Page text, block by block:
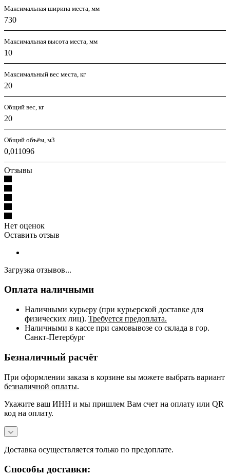
Максимальная ширина места, мм
730
Максимальная высота места, мм
10
Максимальный вес места, кг
20
Общий вес, кг
20
Общий объём, м3
0,011096
Отзывы
Нет оценок
Оставить отзыв
Загрузка отзывов...
Оплата наличными
Наличными курьеру (при курьерской доставке для
физических лиц). Требуется предоплата.
Наличными в кассе при самовывозе со склада в гор.
Санкт-Петербург
Безналичный расчёт
При оформлении заказа в корзине вы можете выбрать вариант
безналичной оплаты.
Укажите ваш ИНН и мы пришлем Вам счет на оплату или QR
код на оплату.
Доставка осуществляется только по предоплате.
Способы доставки: